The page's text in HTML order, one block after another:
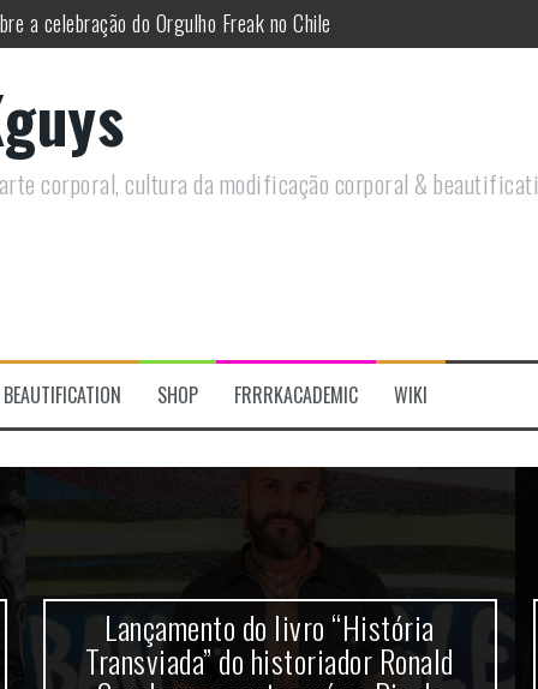
historiador Ronald Canabarro acontecerá no Rio de Janeiro
em Agosto e discutirá questões LGBTQIAPN+ e
modificações corporais e anarquia em encontro online
corporal, cultura da modificação corporal &
BEAUTIFICATION SHOP FRRRKACADEMIC WIKI
Lançamento do livro “História
Transviada” do historiador Ronald